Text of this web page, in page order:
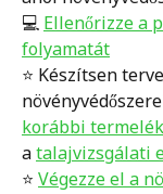
💻 Ellenőrizze a
folyamatát
⭐️ Készítsen
korábbi
a talajvizsgálati
⭐️ Végezze el a